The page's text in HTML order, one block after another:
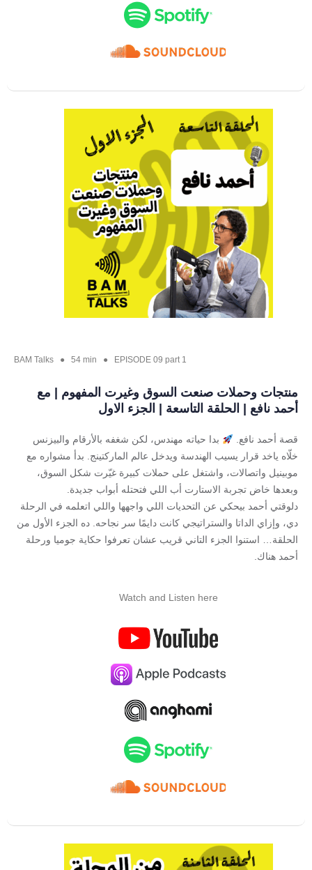
BAM Talks ● 54 min ● EPISODE 09 part 1
منتجات وحملات صنعت السوق وغيرت المفهوم | مع
أحمد نافع | الحلقة التاسعة | الجزء الاول
قصة أحمد نافع.
بدا حياته مهندس، لكن شغفه بالأرقام والبيزنس
خلّاه ياخد قرار يسيب الهندسة ويدخل عالم الماركتينج. بدأ مشواره مع
موبينيل واتصالات، واشتغل على حملات كبيرة غيّرت شكل السوق،
وبعدها خاض تجربة الاستارت أب اللي فتحتله أبواب جديدة.
دلوقتي أحمد بيحكي عن التحديات اللي واجهها واللي اتعلمه في الرحلة
دي، وإزاي الداتا والستراتيجي كانت دايمًا سر نجاحه. ده الجزء الأول من
الحلقة… استنوا الجزء التاني قريب عشان تعرفوا حكاية جوميا ورحلة
أحمد هناك.
Watch and Listen here